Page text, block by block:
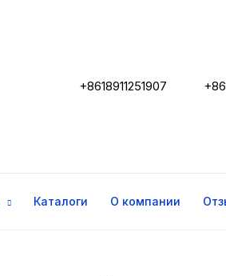
+8618911251907
Каталоги О компании